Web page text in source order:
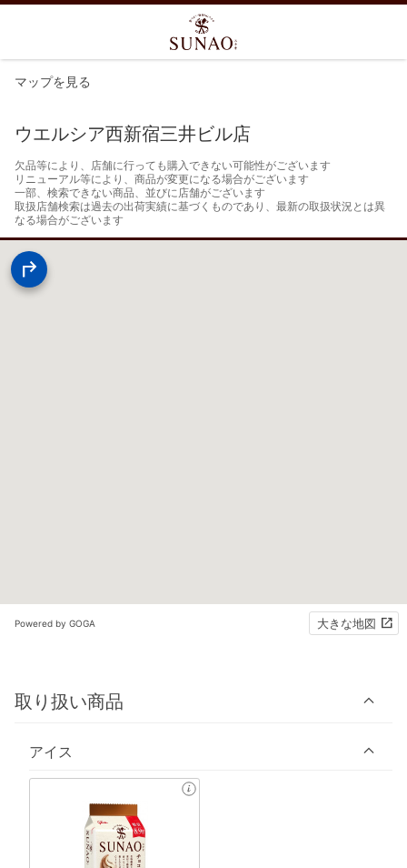
マップを見る
ウエルシア西新宿三井ビル店
欠品等により、店舗に行っても購入できない可能性がございます
リニューアル等により、商品が変更になる場合がございます
一部、検索できない商品、並びに店舗がございます
取扱店舗検索は過去の出荷実績に基づくものであり、最新の取扱状況とは異
なる場合がございます
Powered by GOGA 大きな地図
取り扱い商品
アイス